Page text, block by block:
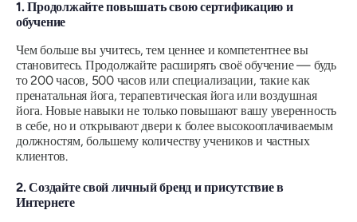
1. Продолжайте повышать свою сертификацию и
обучение
Чем больше вы учитесь, тем ценнее и компетентнее вы
становитесь. Продолжайте расширять своё обучение — будь
то 200 часов, 500 часов или специализации, такие как
пренатальная йога, терапевтическая йога или воздушная
йога. Новые навыки не только повышают вашу уверенность
в себе, но и открывают двери к более высокооплачиваемым
должностям, большему количеству учеников и частных
клиентов.
2. Создайте свой личный бренд и присутствие в
Интернете